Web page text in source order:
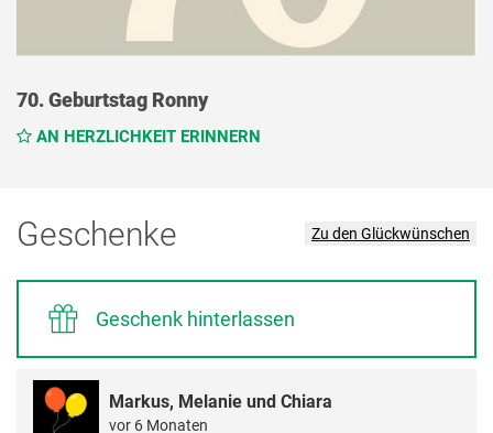
70. Geburtstag Ronny
AN HERZLICHKEIT ERINNERN
Geschenke Zu den Glückwünschen
Geschenk hinterlassen
Markus, Melanie und Chiara
vor 6 Monaten